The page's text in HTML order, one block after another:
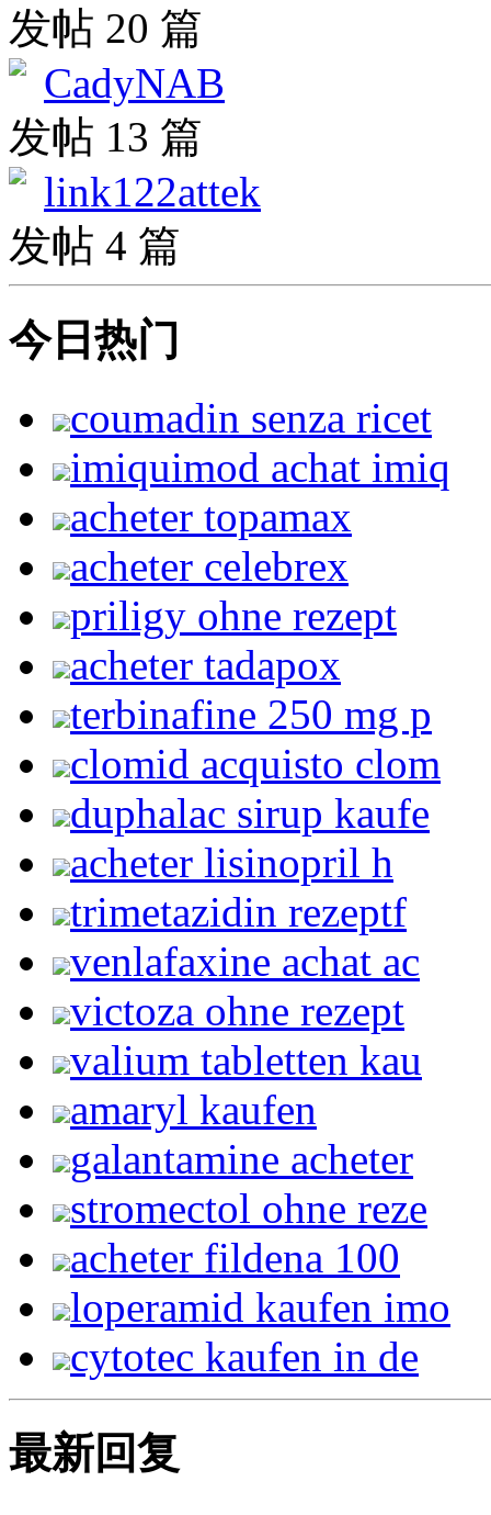
发帖 20 篇
CadyNAB
发帖 13 篇
link122attek
发帖 4 篇
今日热门
coumadin senza ricet
imiquimod achat imiq
acheter topamax
acheter celebrex
priligy ohne rezept
acheter tadapox
terbinafine 250 mg p
clomid acquisto clom
duphalac sirup kaufe
acheter lisinopril h
trimetazidin rezeptf
venlafaxine achat ac
victoza ohne rezept
valium tabletten kau
amaryl kaufen
galantamine acheter
stromectol ohne reze
acheter fildena 100
loperamid kaufen imo
cytotec kaufen in de
最新回复